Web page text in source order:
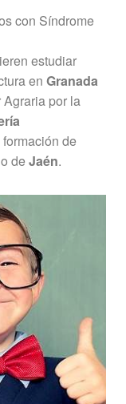
con Síndrome
estudiar
en Granada
por la
de
deJaén.